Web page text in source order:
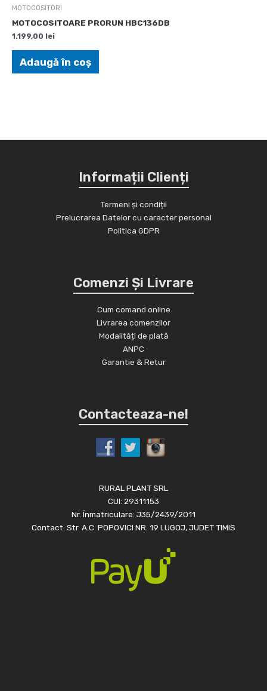
MOTOCOSITORI
MOTOCOSITOARE PRORUN HBC136DB
1.199,00 lei
Adaugă în coș
Informații Clienți
Termeni și condiții
Prelucrarea Datelor cu caracter personal
Politica GDPR
Comenzi Și Livrare
Cum comand online
Livrarea comenzilor
Modalități de plată
ANPC
Garantie & Retur
Contacteaza-ne!
RURAL PLANT SRL
CUI: 29311153
Nr. Înmatriculare: J35/2439/2011
Contact: Str. A.C. POPOVICI NR. 19 LUGOJ, JUDET TIMIS